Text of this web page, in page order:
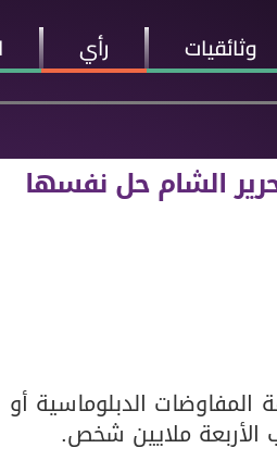
وثائقيات رأي
الشام حل نفسها
الدبلوماسية
ملايين شخص.